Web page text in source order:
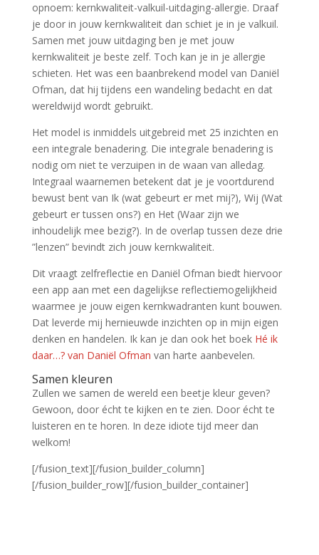
opnoem: kernkwaliteit-valkuil-uitdaging-allergie. Draaf
je door in jouw kernkwaliteit dan schiet je in je valkuil.
Samen met jouw uitdaging ben je met jouw
kernkwaliteit je beste zelf. Toch kan je in je allergie
schieten. Het was een baanbrekend model van Daniël
Ofman, dat hij tijdens een wandeling bedacht en dat
wereldwijd wordt gebruikt.
Het model is inmiddels uitgebreid met 25 inzichten en
een integrale benadering. Die integrale benadering is
nodig om niet te verzuipen in de waan van alledag.
Integraal waarnemen betekent dat je je voortdurend
bewust bent van Ik (wat gebeurt er met mij?), Wij (Wat
gebeurt er tussen ons?) en Het (Waar zijn we
inhoudelijk mee bezig?). In de overlap tussen deze drie
”lenzen” bevindt zich jouw kernkwaliteit.
Dit vraagt zelfreflectie en Daniël Ofman biedt hiervoor
een app aan met een dagelijkse reflectiemogelijkheid
waarmee je jouw eigen kernkwadranten kunt bouwen.
Dat leverde mij hernieuwde inzichten op in mijn eigen
denken en handelen. Ik kan je dan ook het boek Hé ik
daar…? van Daniël Ofman van harte aanbevelen.
Samen kleuren
Zullen we samen de wereld een beetje kleur geven?
Gewoon, door écht te kijken en te zien. Door écht te
luisteren en te horen. In deze idiote tijd meer dan
welkom!
[/fusion_text][/fusion_builder_column]
[/fusion_builder_row][/fusion_builder_container]